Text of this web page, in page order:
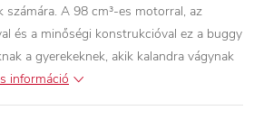
számára. A 98 cm³-es motorral, az
és a minőségi konstrukcióval ez a buggy
a gyerekeknek, akik kalandra vágynak
információ